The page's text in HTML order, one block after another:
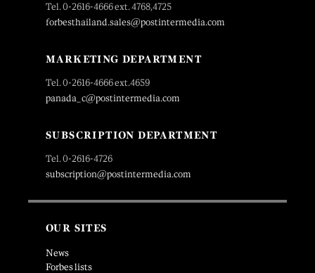
Tel. 0-2616-4666 ext. 4768,4725
forbesthailand.sales@postintermedia.com
MARKETING DEPARTMENT
Tel. 0-2616-4666 ext.4659
panada_c@postintermedia.com
SUBSCRIPTION DEPARTMENT
Tel. 0-2616-4726
subscription@postintermedia.com
OUR SITES
News
Forbes lists